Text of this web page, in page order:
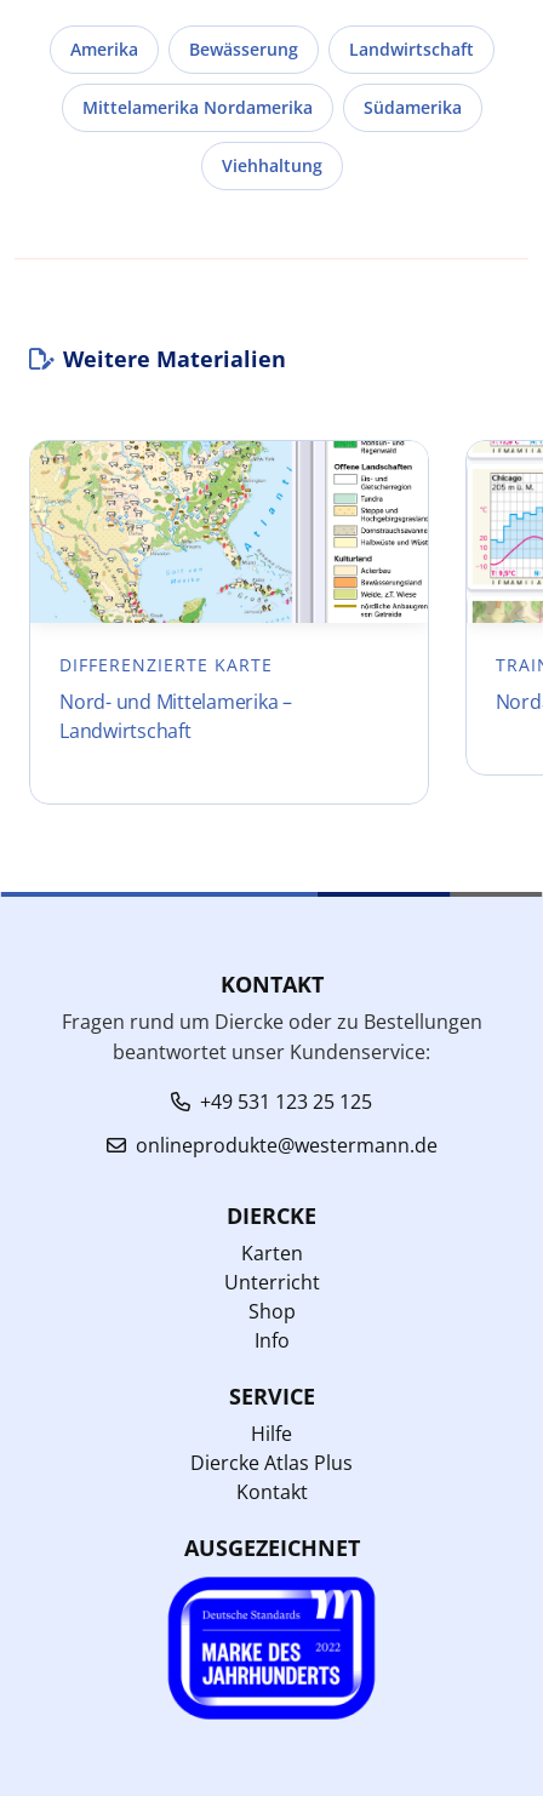
Amerika Bewässerung Landwirtschaft
Mittelamerika Nordamerika Südamerika
Viehhaltung
Weitere Materialien
DIFFERENZIERTE KARTE
Nord- und Mittelamerika –
Landwirtschaft
KONTAKT
Fragen rund um Diercke oder zu Bestellungen
beantwortet unser Kundenservice:
+49 531 123 25 125
onlineprodukte@westermann.de
DIERCKE
Karten
Unterricht
Shop
Info
SERVICE
Hilfe
Diercke Atlas Plus
Kontakt
AUSGEZEICHNET